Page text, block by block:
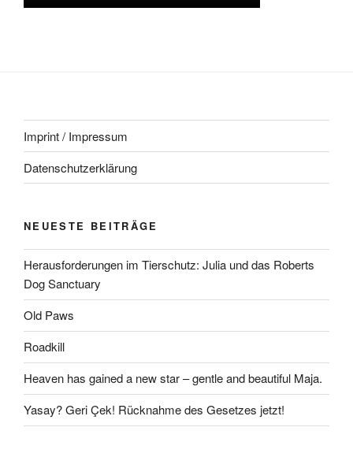
Imprint / Impressum
Datenschutzerklärung
NEUESTE BEITRÄGE
Herausforderungen im Tierschutz: Julia und das Roberts
Dog Sanctuary
Old Paws
Roadkill
Heaven has gained a new star – gentle and beautiful Maja.
Yasay? Geri Çek! Rücknahme des Gesetzes jetzt!